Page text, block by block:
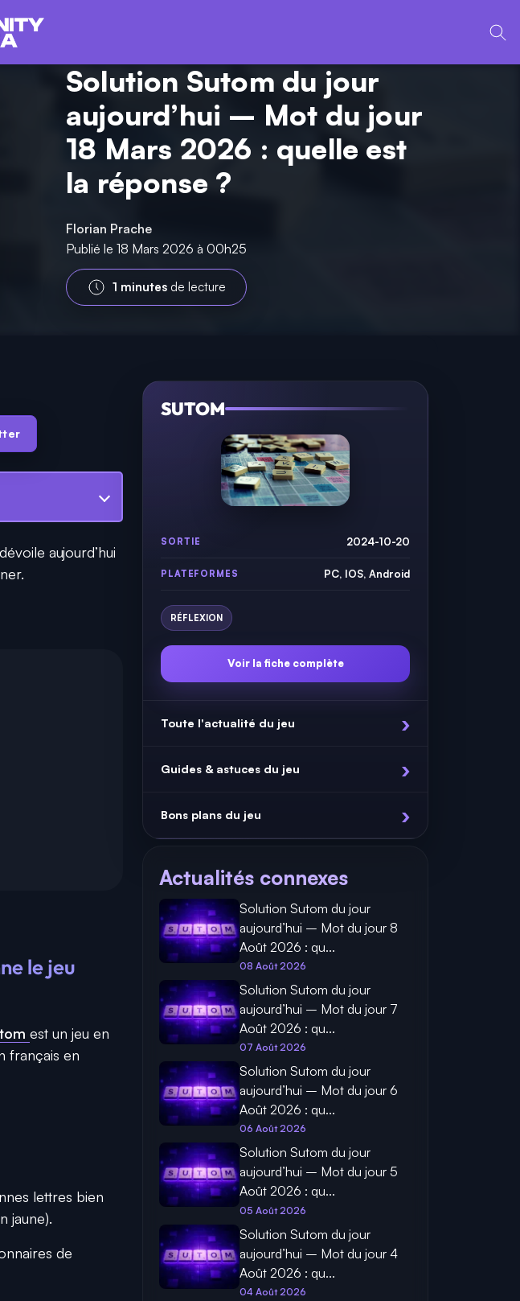
Solution Sutom du jour
aujourd’hui – Mot du jour
18 Mars 2026 : quelle est
la réponse ?
Florian Prache
Publié le 18 Mars 2026 à 00h25
1 minutes de lecture
aujourd’hui
le jeu
est un jeu en
français en
lettres bien
jaune).
de
SUTOM
SORTIE 2024-10-20
PLATEFORMES PC, IOS, Android
RÉFLEXION
Voir la fiche complète
Toute l'actualité du jeu
Guides & astuces du jeu
Bons plans du jeu
Actualités connexes
Solution Sutom du jour
aujourd’hui – Mot du jour 8
Août 2026 : qu...
08 Août 2026
Solution Sutom du jour
aujourd’hui – Mot du jour 7
Août 2026 : qu...
07 Août 2026
Solution Sutom du jour
aujourd’hui – Mot du jour 6
Août 2026 : qu...
06 Août 2026
Solution Sutom du jour
aujourd’hui – Mot du jour 5
Août 2026 : qu...
05 Août 2026
Solution Sutom du jour
aujourd’hui – Mot du jour 4
Août 2026 : qu...
04 Août 2026